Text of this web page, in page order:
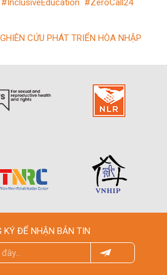
#ZeroCall24
CỨU PHÁT TRIỂN HÒA NHẬP
KÝ ĐỂ NHẬN BẢN TIN